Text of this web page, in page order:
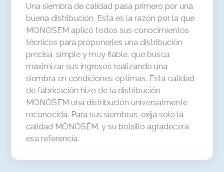
Una siembra de calidad pasa primero por una
buena distribución. Esta es la razón por la que
MONOSEM aplicó todos sus conocimientos
técnicos para proponerles una distribución
precisa, simple y muy fiable, que busca
maximizar sus ingresos realizando una
siembra en condiciones optimas. Esta calidad
de fabricación hizo de la distribución
MONOSEM una distribución universalmente
reconocida. Para sus siembras, exija solo la
calidad MONOSEM, y su bolsillo agradecerá
esa referencia.